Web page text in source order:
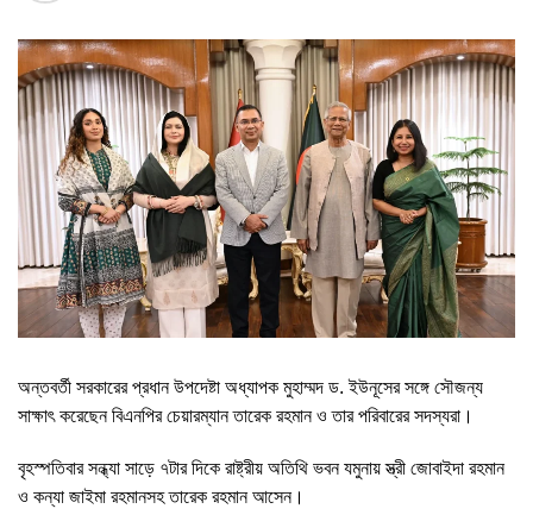
অন্তবর্তী সরকারের প্রধান উপদেষ্টা অধ্যাপক মুহাম্মদ ড. ইউনূসের সঙ্গে সৌজন্য
সাক্ষাৎ করেছেন বিএনপির চেয়ারম্যান তারেক রহমান ও তার পরিবারের সদস্যরা।
বৃহস্পতিবার সন্ধ্যা সাড়ে ৭টার দিকে রাষ্ট্রীয় অতিথি ভবন যমুনায় স্ত্রী জোবাইদা রহমান
ও কন্যা জাইমা রহমানসহ তারেক রহমান আসেন।